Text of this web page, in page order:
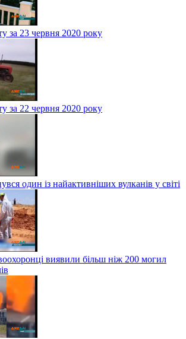
за 23 червня 2020 року
за 22 червня 2020 року
один із найактивніших вулканів у світі
виявили більш ніж 200 могил